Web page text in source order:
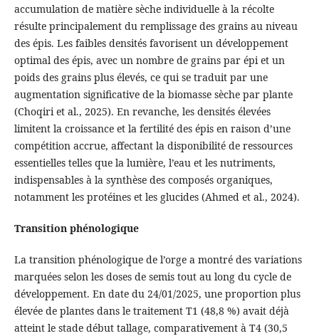
accumulation de matière sèche individuelle à la récolte
résulte principalement du remplissage des grains au niveau
des épis. Les faibles densités favorisent un développement
optimal des épis, avec un nombre de grains par épi et un
poids des grains plus élevés, ce qui se traduit par une
augmentation significative de la biomasse sèche par plante
(Choqiri et al., 2025). En revanche, les densités élevées
limitent la croissance et la fertilité des épis en raison d’une
compétition accrue, affectant la disponibilité de ressources
essentielles telles que la lumière, l’eau et les nutriments,
indispensables à la synthèse des composés organiques,
notamment les protéines et les glucides (Ahmed et al., 2024).
Transition phénologique
La transition phénologique de l’orge a montré des variations
marquées selon les doses de semis tout au long du cycle de
développement. En date du 24/01/2025, une proportion plus
élevée de plantes dans le traitement T1 (48,8 %) avait déjà
atteint le stade début tallage, comparativement à T4 (30,5